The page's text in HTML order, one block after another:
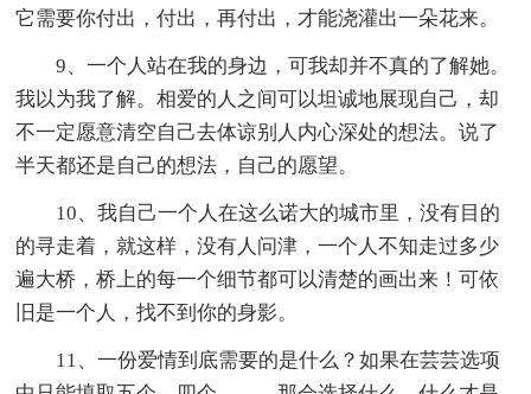
它需要你付出，付出，再付出，才能浇灌出一朵花来。
9、一个人站在我的身边，可我却并不真的了解她。
我以为我了解。相爱的人之间可以坦诚地展现自己，却
不一定愿意清空自己去体谅别人内心深处的想法。说了
半天都还是自己的想法，自己的愿望。
10、我自己一个人在这么诺大的城市里，没有目的
的寻走着，就这样，没有人问津，一个人不知走过多少
遍大桥，桥上的每一个细节都可以清楚的画出来！可依
旧是一个人，找不到你的身影。
11、一份爱情到底需要的是什么？如果在芸芸选项